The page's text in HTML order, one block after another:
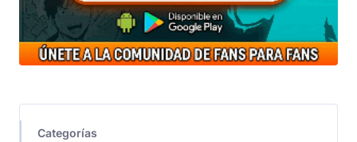
Categorías